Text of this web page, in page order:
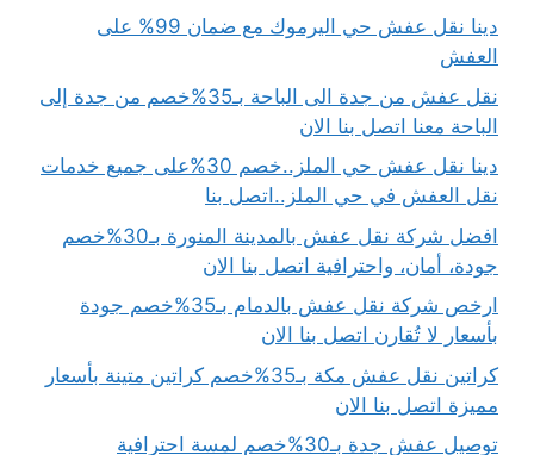
دينا نقل عفش حي اليرموك مع ضمان 99% على
العفش
نقل عفش من جدة الى الباحة بـ35%خصم من جدة إلى
الباحة معنا اتصل بنا الان
دينا نقل عفش حي الملز..خصم 30%على جميع خدمات
نقل العفش في حي الملز..اتصل بنا
افضل شركة نقل عفش بالمدينة المنورة بـ30%خصم
جودة، أمان، واحترافية اتصل بنا الان
ارخص شركة نقل عفش بالدمام بـ35%خصم جودة
بأسعار لا تُقارن اتصل بنا الان
كراتين نقل عفش مكة بـ35%خصم كراتين متينة بأسعار
مميزة اتصل بنا الان
توصيل عفش جدة بـ30%خصم لمسة احترافية